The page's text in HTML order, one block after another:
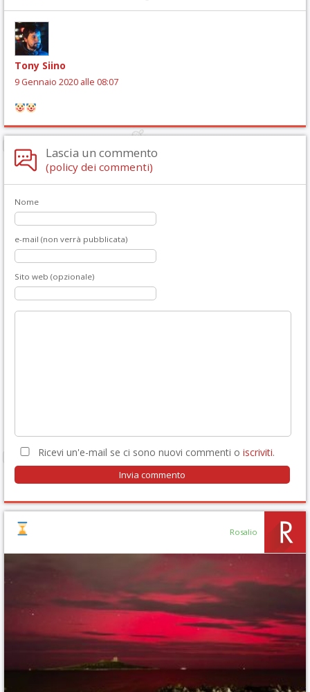
Tony Siino
9 Gennaio 2020 alle 08:07
Lascia un commento
(policy dei commenti)
Nome
e-mail (non verrà pubblicata)
Sito web (opzionale)
Ricevi un'e-mail se ci sono nuovi commenti o iscriviti.
Rosalio